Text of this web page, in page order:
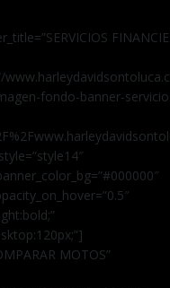
fondo-banner-
MOTOS”